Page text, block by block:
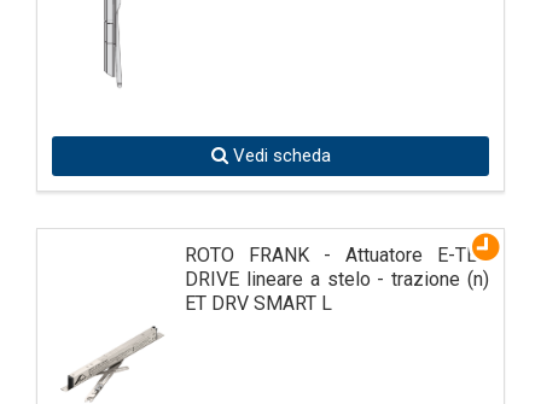
Vedi scheda
ROTO FRANK - Attuatore E-TEC
DRIVE lineare a stelo - trazione (n)
ET DRV SMART L